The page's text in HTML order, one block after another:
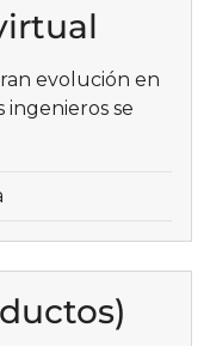
evolución en
ingenieros se